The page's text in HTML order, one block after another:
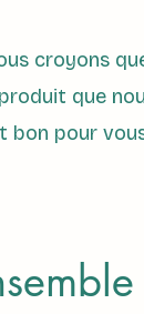
croyons
que
bon pour